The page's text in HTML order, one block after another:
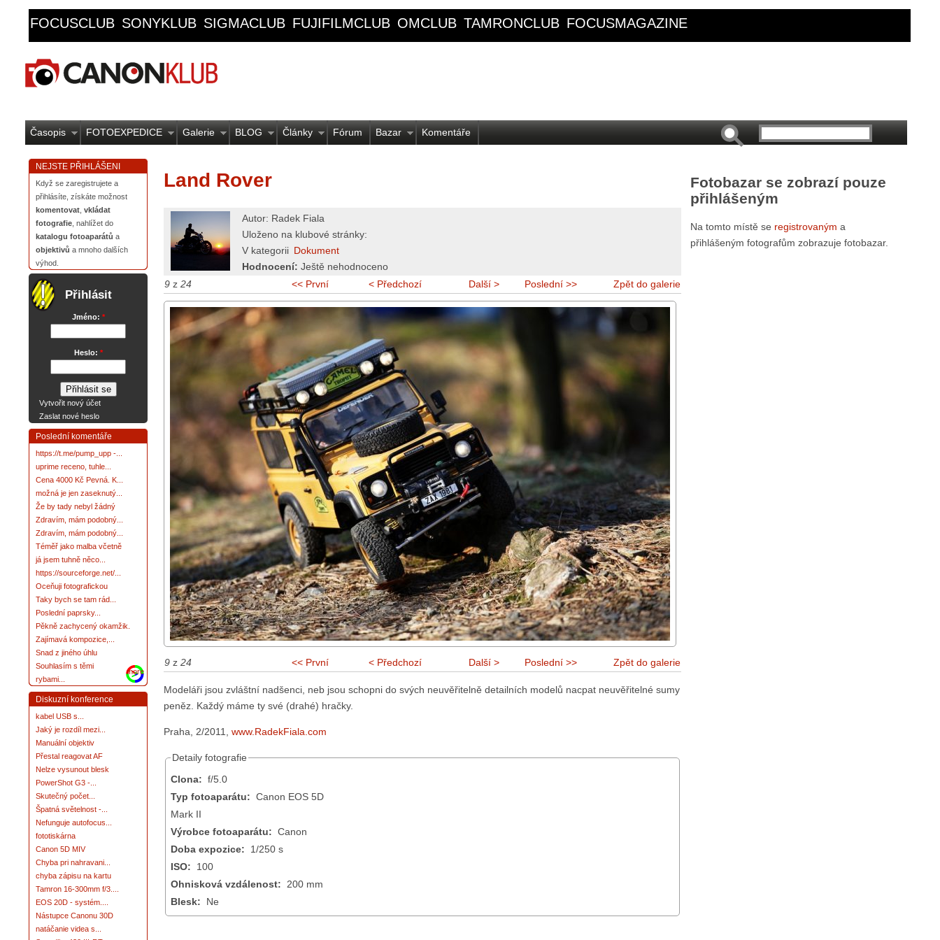
FOCUSCLUB SONYKLUB SIGMACLUB FUJIFILMCLUB OMCLUB TAMRONCLUB FOCUSMAGAZINE
Časopis FOTOEXPEDICE Galerie BLOG Články Fórum Bazar Komentáře
NEJSTE PŘIHLÁŠENI
Když se zaregistrujete a
přihlásíte, získáte možnost
komentovat vkládat
fotografie , nahlížet do
katalogu fotoaparátů a
objektivů a mnoho dalších
výhod.
Přihlásit
Jméno: *
Heslo: *
Vytvořit nový účet
Zaslat nové heslo
Poslední komentáře
https://t.me/pump_upp -...
uprime receno, tuhle...
Cena 4000 Kč Pevná. K...
možná je jen zaseknutý...
Že by tady nebyl žádný
Zdravím, mám podobný...
Zdravím, mám podobný...
Téměř jako malba včetně
já jsem tuhně něco...
https://sourceforge.net/...
Oceňuji fotografickou
Taky bych se tam rád...
Poslední paprsky...
Pěkně zachycený okamžik.
Zajímavá kompozice,...
Snad z jiného úhlu
Souhlasím s těmi
rybami...
more
Diskuzní konference
kabel USB s...
Jaký je rozdíl mezi...
Manuální objektiv
Přestal reagovat AF
Nelze vysunout blesk
PowerShot G3 -...
Skutečný počet...
Špatná světelnost -...
Nefunguje autofocus...
fototiskárna
Canon 5D MIV
Chyba pri nahravani...
chyba zápisu na kartu
Tamron 16-300mm f/3....
EOS 20D - systém....
Nástupce Canonu 30D
natáčanie videa s...
Land Rover
Autor: Radek Fiala
Uloženo na klubové stránky:
V kategorii Dokument
Hodnocení: Ještě nehodnoceno
9 z 24 << První < Předchozí Další > Poslední >> Zpět do galerie
9 z 24 << První < Předchozí Další > Poslední >> Zpět do galerie
Modeláři jsou zvláštní nadšenci, neb jsou schopni do svých neuvěřitelně detailních modelů nacpat neuvěřitelné sumy
peněz. Každý máme ty své (drahé) hračky.
Praha, 2/2011, www.RadekFiala.com
Detaily fotografie
Clona: f/5.0
Typ fotoaparátu:
Mark II
Výrobce fotoaparátu: Canon
Doba expozice:
1/250 s
ISO:
100
Ohnisková vzdálenost:
200 mm
Blesk:
Ne
Fotobazar se zobrazí pouze
přihlášeným
Na tomto místě se registrovaným a
přihlášeným fotografům zobrazuje fotobazar.